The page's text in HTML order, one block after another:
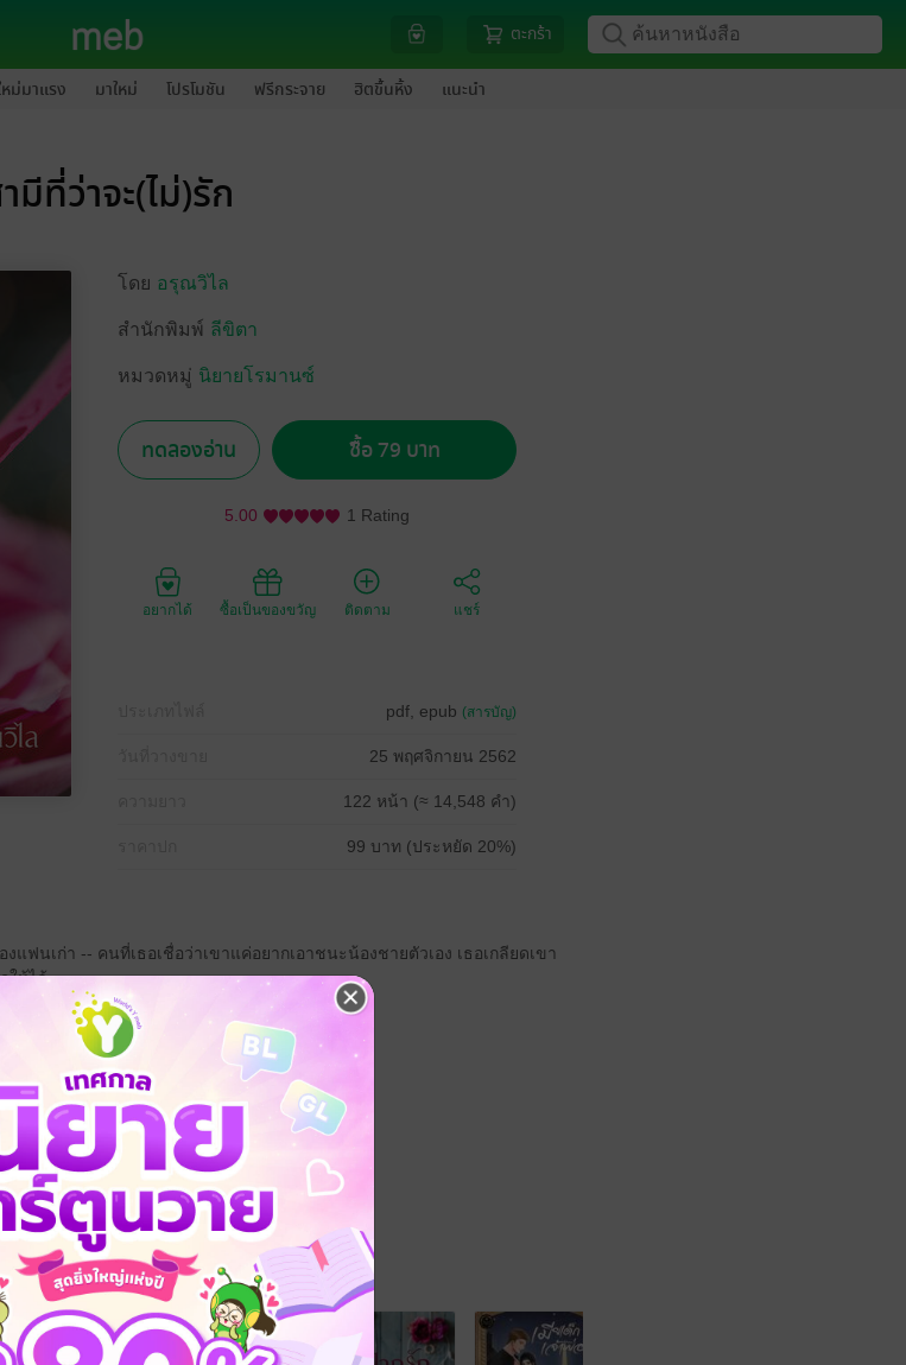
ตะกร้า
หม่มาแรง มาใหม่ โปรโมชัน ฟรีกระจาย ฮิตขึ้นหิ้ง แนะนำ
มีที่ว่าจะ(ไม่)รัก
โดย อรุณวิไล
สำนักพิมพ์ ลีขิตา
หมวดหมู่ นิยายโรมานซ์
ทดลองอ่าน ซื้อ 79 บาท
5.00 1 Rating
อยากได้ ซื้อเป็นของขวัญ ติดตาม แชร์
pdf, epub (สารบัญ)
25 พฤศจิกายน 2562
122 หน้า (≈ 14,548 คำ)
99 บาท (ประหยัด 20%)
ฟนเก่า -- คนที่เธอเชื่อว่าเขาแค่อยากเอาชนะน้องชายตัวเอง เธอเกลียดเขา
ให้ได้...